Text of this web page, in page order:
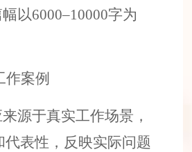
以6000–10000字为
作案例
来源于真实工作场景，
代表性，反映实际问题